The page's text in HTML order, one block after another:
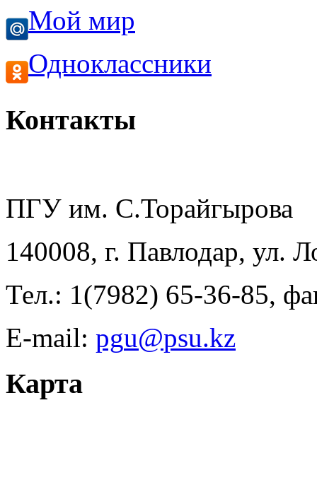
Мой мир
Одноклассники
Контакты
ПГУ им. С.Торайгырова
140008, г. Павлодар, ул.
Тел.: 1(7982) 65-36-85,
E-mail:
Карта